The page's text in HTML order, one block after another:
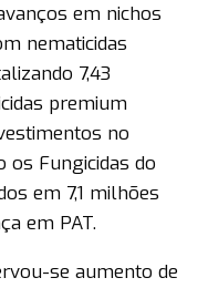
em nichos
nematicidas
7,43
premium
no
os Fungicidas do
em 7,1 milhões
em PAT.
se aumento de